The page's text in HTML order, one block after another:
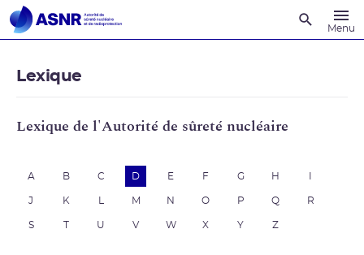
Menu
Lexique
Lexique de l'Autorité de sûreté nucléaire
A B C D E F G H
J K M N O P Q R
S U V W X Y Z